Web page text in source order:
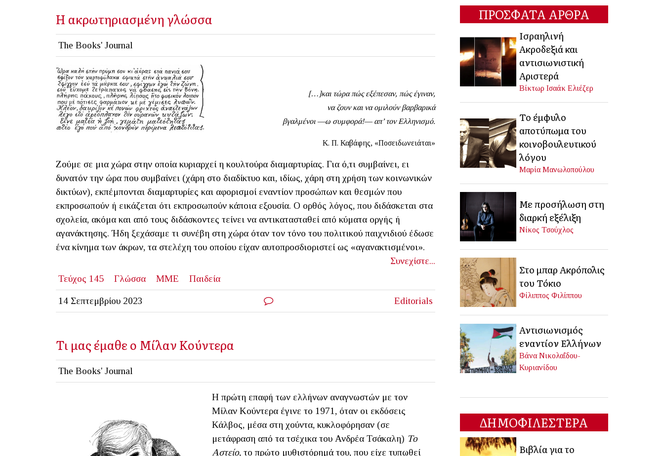
Η ακρωτηριασμένη γλώσσα
The Books' Journal
[…]και τώρα πώς εξέπεσαν, πώς έγιναν,
να ζουν και να ομιλούν βαρβαρικά
βγαλμένοι —ω συμφορά!— απ’ τον Ελληνισμό.
Κ. Π. Καβάφης, «Ποσειδωνειάται»
Ζούμε σε μια χώρα στην οποία κυριαρχεί η κουλτούρα διαμαρτυρίας. Για ό,τι συμβαίνει, ει
δυνατόν την ώρα που συμβαίνει (χάρη στο διαδίκτυο και, ιδίως, χάρη στη χρήση των κοινωνικών
δικτύων), εκπέμπονται διαμαρτυρίες και αφορισμοί εναντίον προσώπων και θεσμών που
εκπροσωπούν ή εικάζεται ότι εκπροσωπούν κάποια εξουσία. Ο ορθός λόγος, που διδάσκεται στα
σχολεία, ακόμα και από τους διδάσκοντες τείνει να αντικατασταθεί από κύματα οργής ή
αγανάκτησης. Ήδη ξεχάσαμε τι συνέβη στη χώρα όταν τον τόνο του πολιτικού παιχνιδιού έδωσε
ένα κίνημα των άκρων, τα στελέχη του οποίου είχαν αυτοπροσδιοριστεί ως «αγανακτισμένοι».
Συνεχίστε...
Τεύχος 145
Γλώσσα ΜΜΕ Παιδεία
14 Σεπτεμβρίου 2023 Editorials
Τι μας έμαθε ο Μίλαν Κούντερα
The Books' Journal
Η πρώτη επαφή των ελλήνων αναγνωστών με τον
Μίλαν Κούντερα έγινε το 1971, όταν οι εκδόσεις
Κάλβος, μέσα στη χούντα, κυκλοφόρησαν (σε
μετάφραση από τα τσέχικα του Ανδρέα Τσάκαλη) Το
Αστείο, το πρώτο μυθιστόρημά του, που είχε τυπωθεί
ΠΡΟΣΦΑΤΑ ΑΡΘΡΑ
Ισραηλινή
Ακροδεξιά και
αντισιωνιστική
Αριστερά
Βίκτωρ Ισαάκ Ελιέζερ
Το έμφυλο
αποτύπωμα του
κοινοβουλευτικού
λόγου
Μαρία Μανωλοπούλου
Με προσήλωση στη
διαρκή εξέλιξη
Νίκος Τσούχλος
Στο μπαρ Ακρόπολις
του Τόκιο
Φίλιππος Φιλίππου
Αντισιωνισμός
εναντίον Ελλήνων
Βάνα Νικολαΐδου-
Κυριανίδου
ΔΗΜΟΦΙΛΕΣΤΕΡΑ
Βιβλία για το